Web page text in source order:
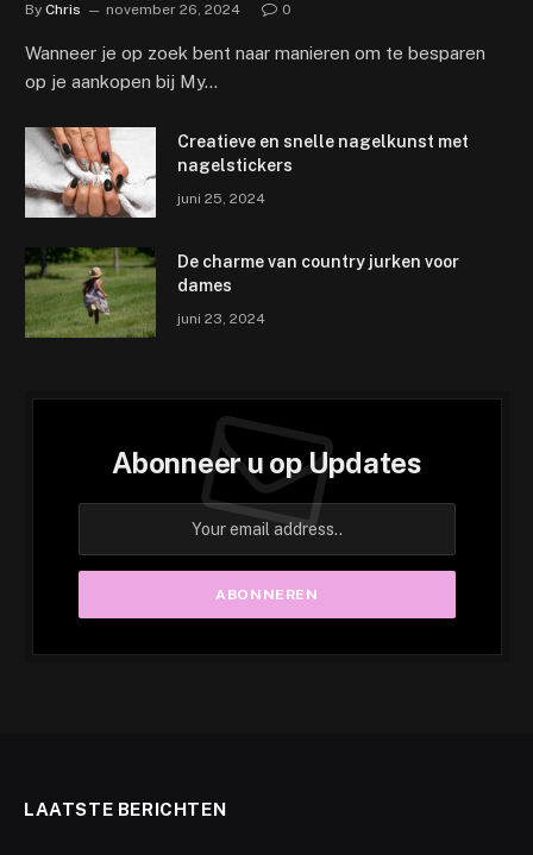
By Chris november 26, 2024 0
Wanneer je op zoek bent naar manieren om te besparen
op je aankopen bij My…
Creatieve en snelle nagelkunst met
nagelstickers
juni 25, 2024
De charme van country jurken voor
dames
juni 23, 2024
Abonneer u op Updates
LAATSTE BERICHTEN